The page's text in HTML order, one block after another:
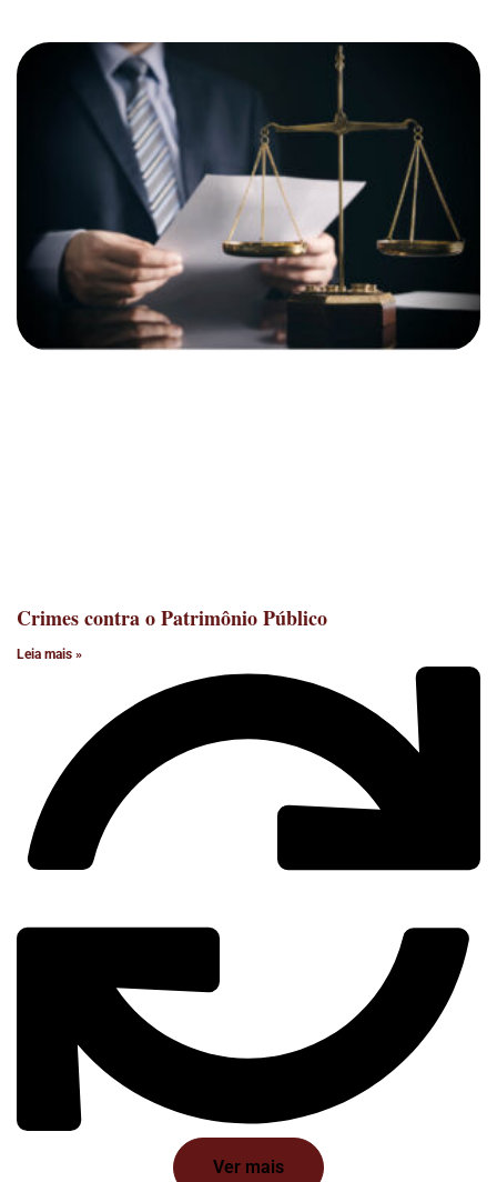
Crimes contra o Patrimônio Público
Leia mais »
Ver mais